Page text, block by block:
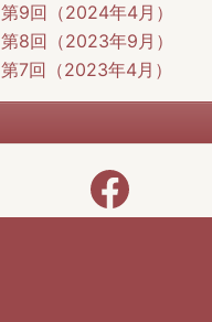
第9回（2024年4月）
第8回（2023年9月）
第7回（2023年4月）